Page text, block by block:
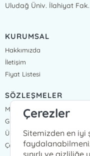
Uludağ Üniv. İlahiyat Fak.
KURUMSAL
Hakkımızda
İletişim
Fiyat Listesi
SÖZLEŞMELER
Mesafeli Satış Sözleşmesi
Gizlilik Sözleşmesi
Üyelik Sözleşmesi
Çerez Politikası
Çerezler
Sitemizden en iyi
sınırlı ve